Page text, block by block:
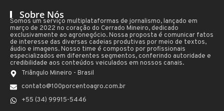
Sobre Nós
Somos um serviço multiplataformas de jornalismo, lançado em
março de 2022 no coração do Cerrado Mineiro, dedicado
exclusivamente ao agronegócio. Nossa proposta é comunicar fatos
de interesse das diversas cadeias produtivas por meio de textos,
áudio e imagens. Nosso time é composto por profissionais
especializados em diferentes segmentos, conferindo autoridade e
credibilidade aos conteúdos veiculados em nossos canais.
Triângulo Mineiro - Brasil
contato@100porcentoagro.com.br
+55 (34) 99915-5446